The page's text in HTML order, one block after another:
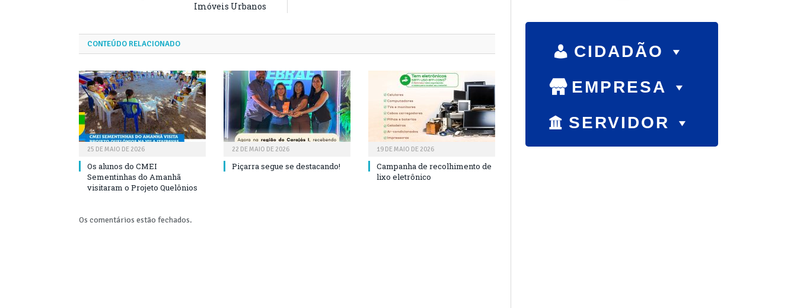
Imóveis Urbanos
CONTEÚDO RELACIONADO
25 DE MAIO DE 2026
Os alunos do CMEI
Sementinhas do Amanhã
visitaram o Projeto Quelônios
22 DE MAIO DE 2026
Piçarra segue se destacando!
19 DE MAIO DE 2026
Campanha de recolhimento de
lixo eletrônico
Os comentários estão fechados.
CIDADÃO
EMPRESA
SERVIDOR